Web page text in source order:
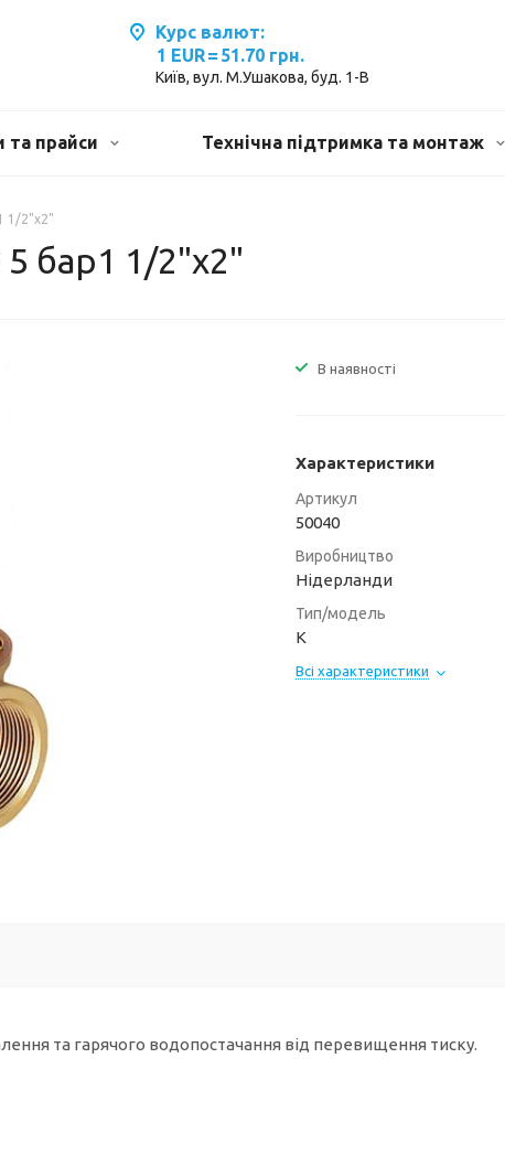
Курс валют:
1 EUR= 51.70 грн.
Київ, вул. М.Ушакова, буд. 1-В
та прайси Технічна підтримка та монтаж
1/2"х2"
бар1 1/2"х2"
В наявності
Характеристики
Артикул
50040
Виробництво
Нідерланди
Тип/модель
K
Всі характеристики
та гарячого водопостачання від перевищення тиску.